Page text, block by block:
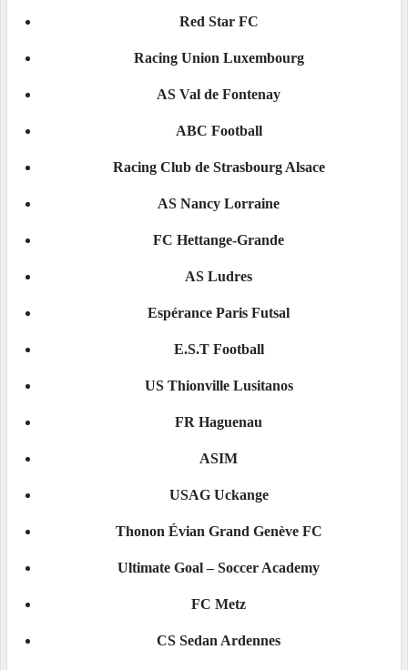
Red Star FC
Racing Union Luxembourg
AS Val de Fontenay
ABC Football
Racing Club de Strasbourg Alsace
AS Nancy Lorraine
FC Hettange-Grande
AS Ludres
Espérance Paris Futsal
E.S.T Football
US Thionville Lusitanos
FR Haguenau
ASIM
USAG Uckange
Thonon Évian Grand Genève FC
Ultimate Goal – Soccer Academy
FC Metz
CS Sedan Ardennes